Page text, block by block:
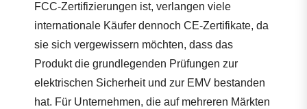
FCC-Zertifizierungen ist, verlangen viele
internationale Käufer dennoch CE-Zertifikate, da
sie sich vergewissern möchten, dass das
Produkt die grundlegenden Prüfungen zur
elektrischen Sicherheit und zur EMV bestanden
hat. Für Unternehmen, die auf mehreren Märkten